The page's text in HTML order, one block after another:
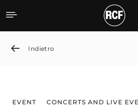
RCF GTX
Indietro
EVENT CONCERTS AND LIVE